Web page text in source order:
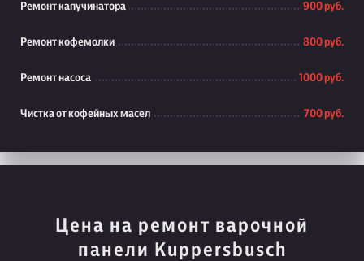
Ремонт капучинатора 900 руб.
Ремонт кофемолки 800 руб.
Ремонт насоса 1000 руб.
Чистка от кофейных масел 700 руб.
Цена на ремонт варочной
панели Kuppersbusch